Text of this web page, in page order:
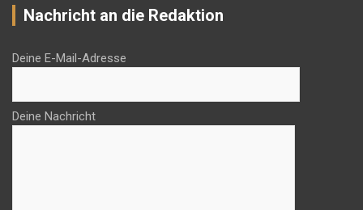
Nachricht an die Redaktion
Deine E-Mail-Adresse
Deine Nachricht